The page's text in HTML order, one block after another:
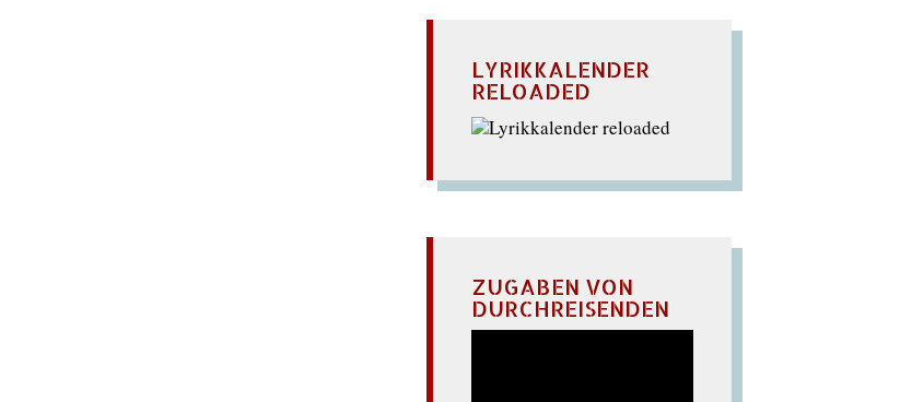
LYRIKKALENDER
RELOADED
ZUGABEN VON
DURCHREISENDEN